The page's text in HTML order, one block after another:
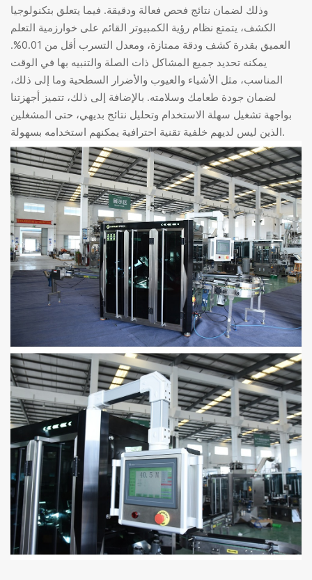
وذلك لضمان نتائج فحص فعالة ودقيقة. فيما يتعلق بتكنولوجيا
الكشف، يتمتع نظام رؤية الكمبيوتر القائم على خوارزمية التعلم
العميق بقدرة كشف ودقة ممتازة، ومعدل التسرب أقل من 0.01%.
يمكنه تحديد جميع المشاكل ذات الصلة والتنبيه بها في الوقت
المناسب، مثل الأشياء والعيوب والأضرار السطحية وما إلى ذلك،
لضمان جودة طعامك وسلامته. بالإضافة إلى ذلك، تتميز أجهزتنا
بواجهة تشغيل سهلة الاستخدام وتحليل نتائج بديهي، حتى المشغلين
الذين ليس لديهم خلفية تقنية احترافية يمكنهم استخدامه بسهولة.